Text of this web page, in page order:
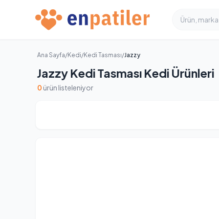
Ana Sayfa/Kedi/Kedi Tasması/Jazzy
Jazzy Kedi Tasması Kedi Ürünleri
0 ürün listeleniyor